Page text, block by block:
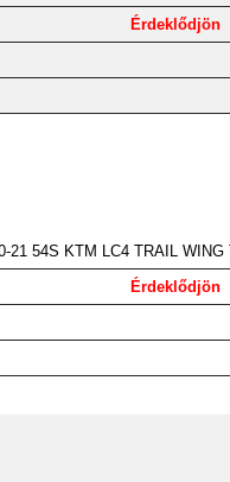
Érdeklődjön
21 54S KTM LC4 TRAIL WING
Érdeklődjön